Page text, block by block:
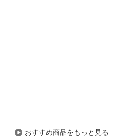
おすすめ商品をもっと見る